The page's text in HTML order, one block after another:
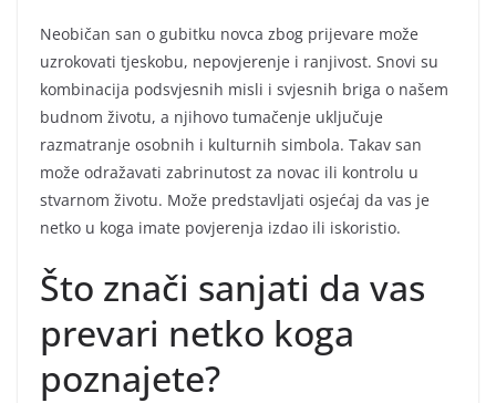
Neobičan san o gubitku novca zbog prijevare može
uzrokovati tjeskobu, nepovjerenje i ranjivost. Snovi su
kombinacija podsvjesnih misli i svjesnih briga o našem
budnom životu, a njihovo tumačenje uključuje
razmatranje osobnih i kulturnih simbola. Takav san
može odražavati zabrinutost za novac ili kontrolu u
stvarnom životu. Može predstavljati osjećaj da vas je
netko u koga imate povjerenja izdao ili iskoristio.
Što znači sanjati da vas
prevari netko koga
poznajete?